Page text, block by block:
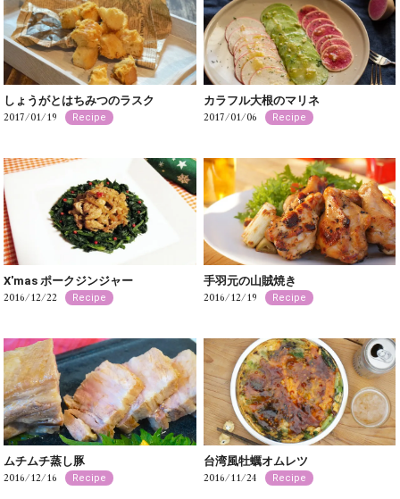
しょうがとはちみつのラスク
2017/01/19 Recipe
カラフル大根のマリネ
2017/01/06 Recipe
X'mas ポークジンジャー
2016/12/22 Recipe
手羽元の山賊焼き
2016/12/19 Recipe
ムチムチ蒸し豚
2016/12/16 Recipe
台湾風牡蠣オムレツ
2016/11/24 Recipe